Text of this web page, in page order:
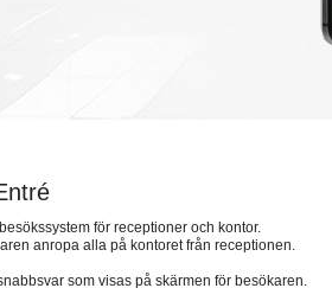
för receptioner och kontor.
anropa alla på kontoret från receptionen.
som visas på skärmen för besökaren.